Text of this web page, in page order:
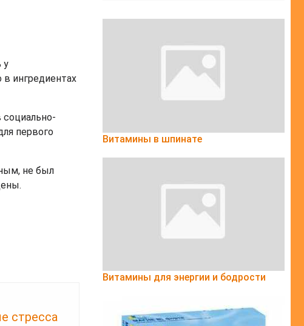
у
в ингредиентах
первого
не был
стресса
Витамины в шпинате
Витамины для энергии и бодрости